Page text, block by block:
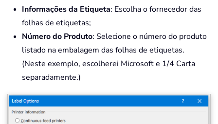
Informações da Etiqueta: Escolha o fornecedor das
folhas de etiquetas;
Número do Produto: Selecione o número do produto
listado na embalagem das folhas de etiquetas.
(Neste exemplo, escolherei Microsoft e 1/4 Carta
separadamente.)